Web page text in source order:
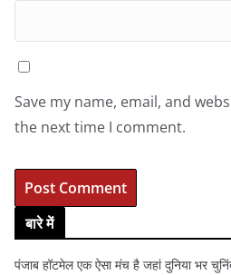
Save my name, email, and
the next time I comment.
बारे में
पंजाब हॉटमेल एक ऐसा मंच है जहां दुनिया भर